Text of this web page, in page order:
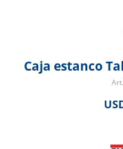
Caja estanco